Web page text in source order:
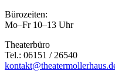
Bürozeiten:
Mo–Fr 10–13 Uhr
Theaterbüro
Tel.: 06151 / 26540